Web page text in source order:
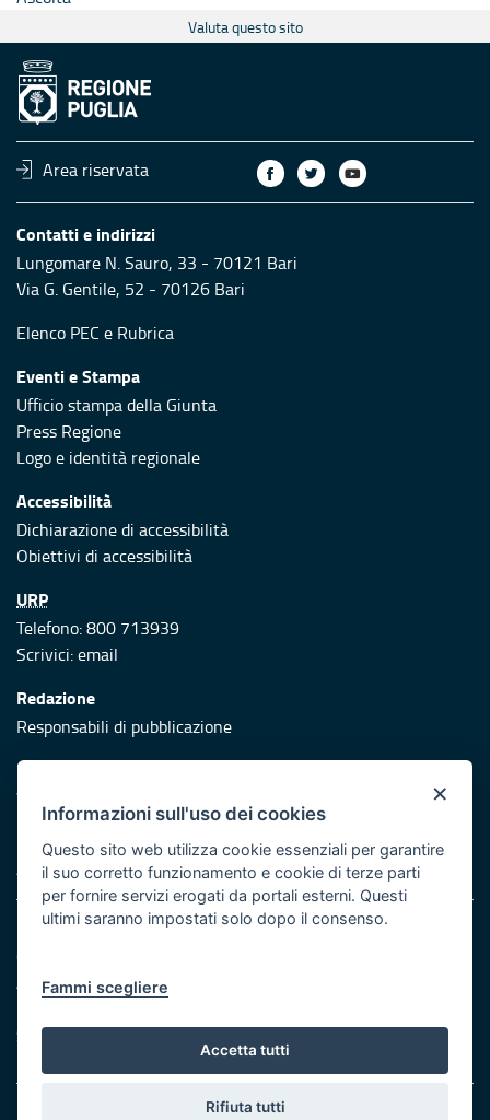
Valuta questo sito
Area riservata
Contatti e indirizzi
Lungomare N. Sauro, 33 - 70121 Bari
Via G. Gentile, 52 - 70126 Bari
Elenco PEC e Rubrica
Eventi e Stampa
Ufficio stampa della Giunta
Press Regione
Logo e identità regionale
Accessibilità
Dichiarazione di accessibilità
Obiettivi di accessibilità
URP
Telefono: 800 713939
Scrivici:email
Redazione
Responsabili di pubblicazione
Protezione civile
Vai al sito di Protezione Civile Puglia
Iniziativa finanziata con risorse del POR Puglia 2014/2020 -
Asse XI
Note legali
Cookie e privacy
Atti di notifica
Servizi Intranet
© Regione Puglia
×
Informazioni sull'uso dei cookies
Questo sito web utilizza cookie essenziali per garantire
il suo corretto funzionamento e cookie di terze parti
per fornire servizi erogati da portali esterni. Questi
ultimi saranno impostati solo dopo il consenso.
Fammi scegliere
Accetta tutti
Rifiuta tutti